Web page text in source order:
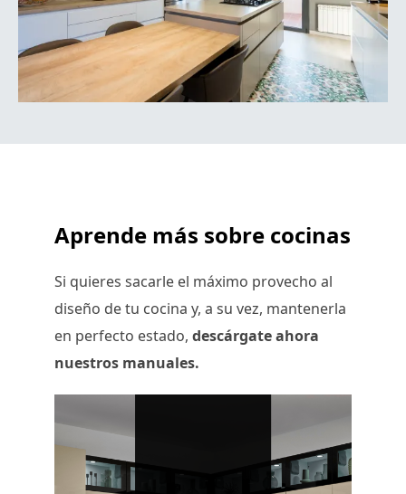
Aprende más sobre cocinas
Si quieres sacarle el máximo provecho al
diseño de tu cocina y, a su vez, mantenerla
en perfecto estado, descárgate ahora
nuestros manuales.